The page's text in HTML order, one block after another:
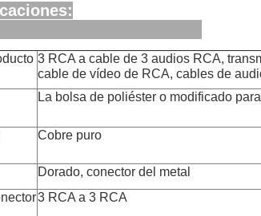
3 RCA a cable de 3 audios RCA,
cable de vídeo de RCA, cables de
La bolsa de poliéster o modificado
Cobre puro
Dorado, conector del metal
3 RCA a 3 RCA